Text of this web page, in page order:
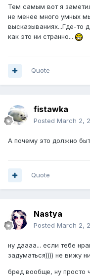
Тем самым вот я
не менее много умных
высказываниях...Где-то
как это ни странно...
Quote
fistawka
Posted March 2,
А почему это должно
Quote
Nastya
Posted March 2,
ну даааа... если тебе
задуматься)))) не вижу
бред вообще, ну просто